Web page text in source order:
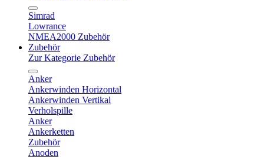
Simrad
Lowrance
NMEA2000 Zubehör
Zubehör
Zur Kategorie Zubehör
Anker
Ankerwinden Horizontal
Ankerwinden Vertikal
Verholspille
Anker
Ankerketten
Zubehör
Anoden